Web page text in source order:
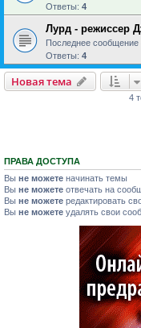
Ответы: 4
Лурд - режиссер
Последнее сообщение
Ответы: 4
Новая тема
4
ПРАВА ДОСТУПА
Вы не можете начинать темы
Вы не можете отвечать на
Вы не можете редактировать
Вы не можете удалять свои